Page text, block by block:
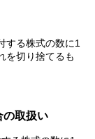
する株式の数に1
を切り捨てるも
の取扱い